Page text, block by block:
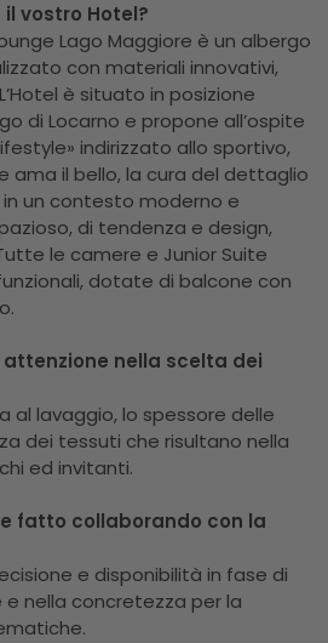
vostro Hotel?
Lago Maggiore è un albergo
con materiali innovativi,
è situato in posizione
di Locarno e propone all’ospite
indirizzato allo sportivo,
ama il bello, la cura del dettaglio
un contesto moderno e
di tendenza e design,
le camere e Junior Suite
dotate di balcone con
nella scelta dei
al lavaggio, lo spessore delle
dei tessuti che risultano nella
ed invitanti.
fatto collaborando con la
e disponibilità in fase di
nella concretezza per la